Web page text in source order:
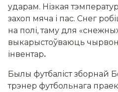
ударам. Нізкая
захоп мяча і пас. Снег
на полі, таму для
выкарыстоўваюць
інвентар.
Былы футбаліст зборнай
трэнер футбольнага